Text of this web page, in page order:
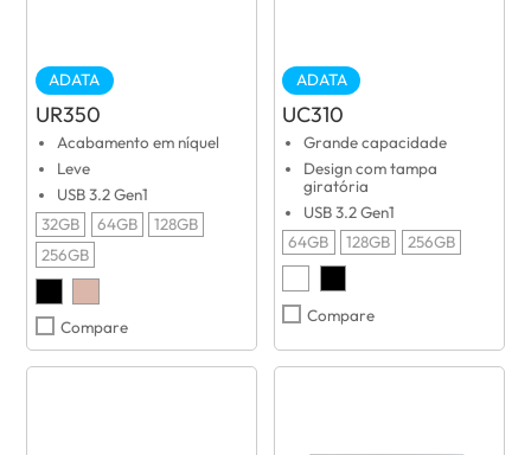
ADATA
UR350
Acabamento em níquel
Leve
USB 3.2 Gen1
32GB
64GB
128GB
256GB
Compare
ADATA
UC310
Grande capacidade
Design com tampa
giratória
USB 3.2 Gen1
64GB
128GB 256GB
Compare